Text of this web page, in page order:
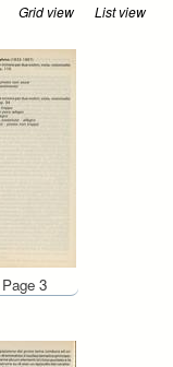
Grid view List view
Page 3